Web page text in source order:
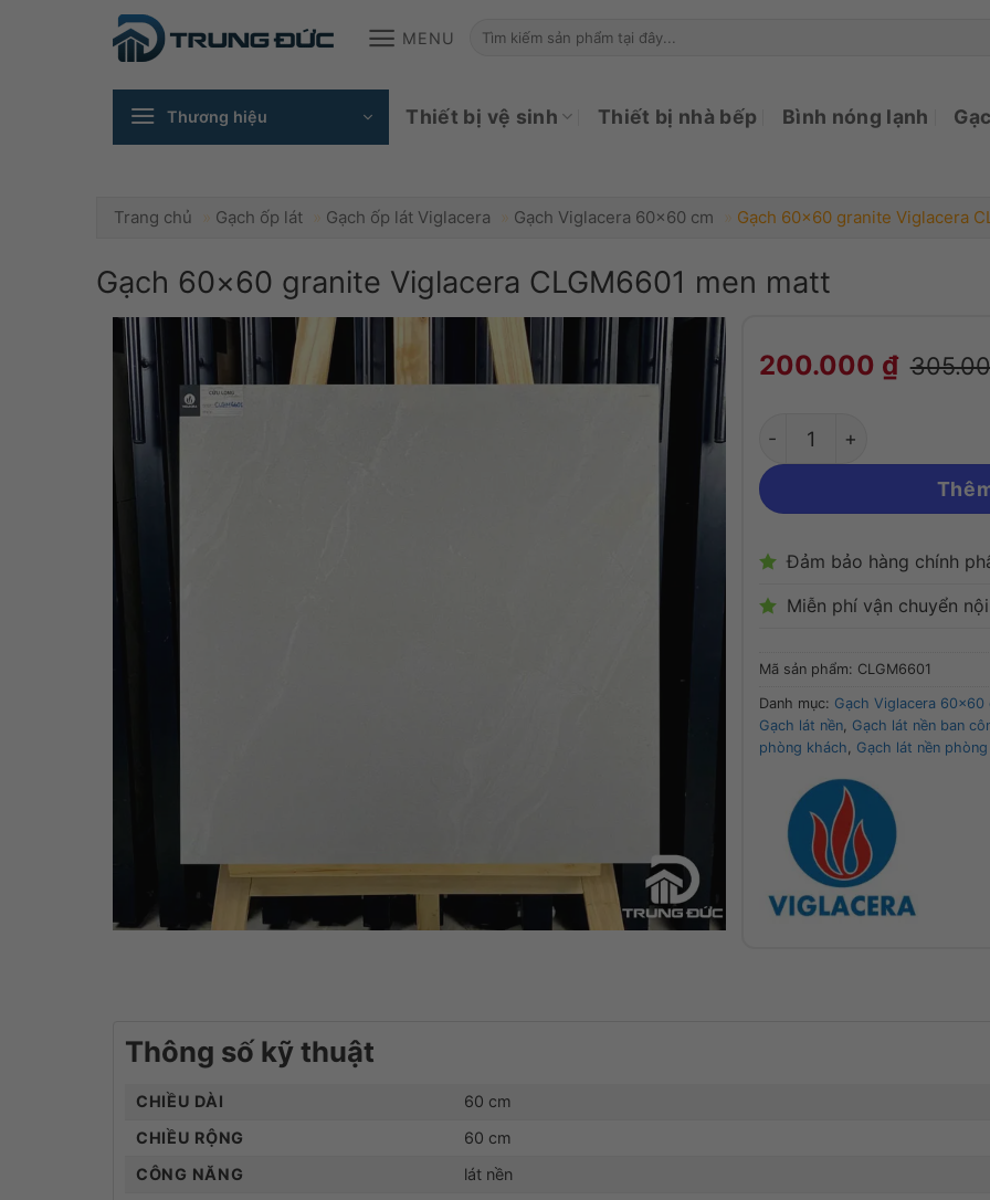
MENU
Tìm
Thương hiệu Thiết bị vệ sinh Thiết bị nhà bếp Bình nóng lạnh
Trang chủ » Gạch ốp lát » Gạch ốp lát Viglacera » Gạch Viglacera 60x60 cm » Gạch 60×60 granite Viglacera
Gạch 60×60 granite Viglacera CLGM6601 men matt
200.000 ₫
Gạch 60x60 granite
Đảm bảo hàng chính
Miễn phí vận chuyển
Mã sản phẩm: CLGM6601
Danh mục: Gạch Viglacera 60x60
Gạch lát nền Gạch lát nền ban
phòng khách
Gạch lát nền
Thông số kỹ thuật
CHIỀU DÀI
60 cm
CHIỀU RỘNG
60 cm
CÔNG NĂNG
lát nền